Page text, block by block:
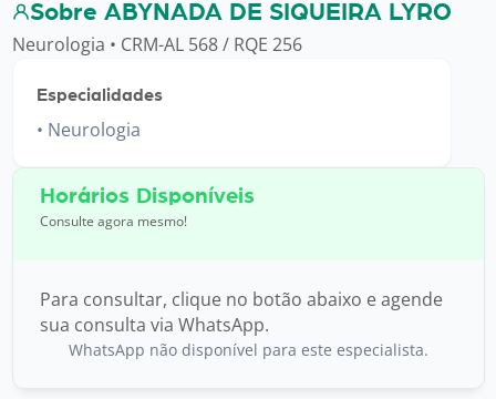
Sobre ABYNADA DE SIQUEIRA LYRO
Neurologia • CRM-AL 568 / RQE 256
Especialidades
Neurologia
Horários Disponíveis
Consulte agora mesmo!
Para consultar, clique no botão abaixo e agende
sua consulta via WhatsApp.
WhatsApp não disponível para este especialista.